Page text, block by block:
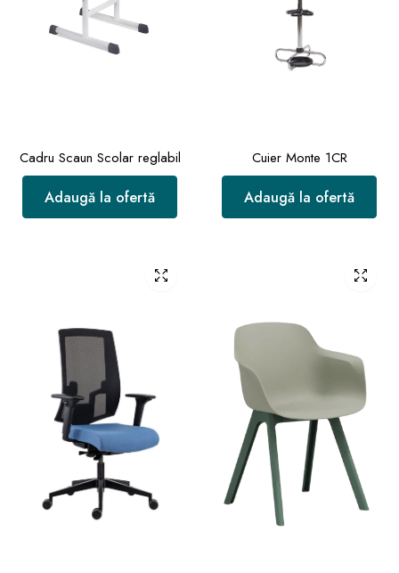
Cadru Scaun Scolar reglabil
Adaugă la ofertă
Cuier Monte 1CR
Adaugă la ofertă